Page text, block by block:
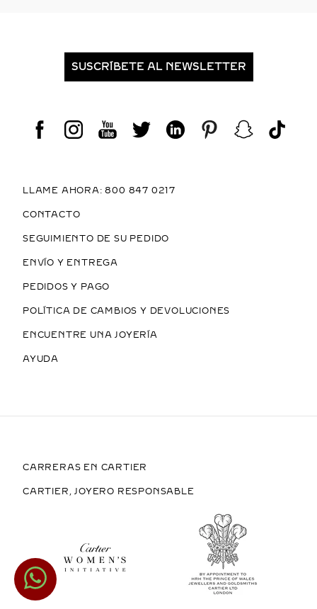
SUSCRÍBETE AL NEWSLETTER
LLAME AHORA: 800 847 0217
CONTACTO
SEGUIMIENTO DE SU PEDIDO
ENVÍO Y ENTREGA
PEDIDOS Y PAGO
POLÍTICA DE CAMBIOS Y DEVOLUCIONES
ENCUENTRE UNA JOYERÍA
AYUDA
CARRERAS EN CARTIER
CARTIER, JOYERO RESPONSABLE